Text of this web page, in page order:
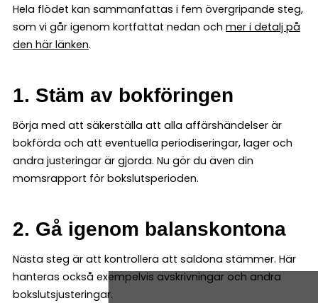
Hela flödet kan sammanfattas i fem övergripande steg,
som vi går igenom kortfattat nedan och mer i detalj på
den här länken.
1. Stäm av bokföringen
Börja med att säkerställa att alla affärshändelser är
bokförda och att eventuella periodiseringar, lager och
andra justeringar är gjorda. Nu gör du även din
momsrapport för bokslutsperioden.
2. Gå igenom balanskontona
Nästa steg är att kontrollera att saldona stämmer. Här
hanteras också exempelvis avskrivningar och andra
bokslutsjusteringar.